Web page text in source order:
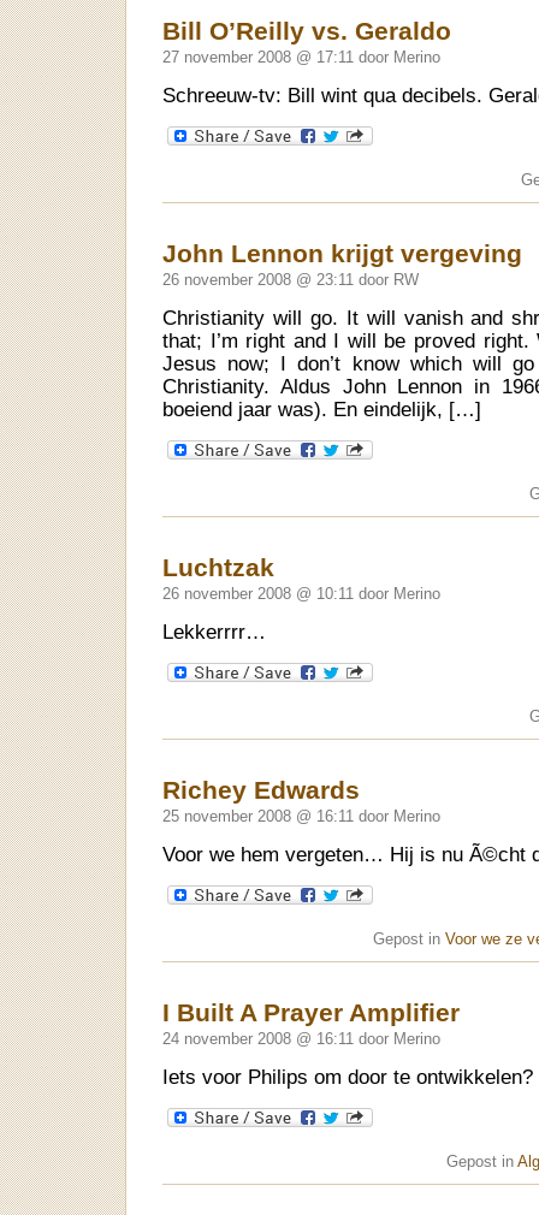
Bill O’Reilly vs. Geraldo
27 november 2008 @ 17:11 door Merino
Schreeuw-tv: Bill wint qua decibels.
John Lennon krijgt vergeving
26 november 2008 @ 23:11 door RW
Christianity will go. It will vanish and
that; I’m right and I will be proved right.
Jesus now; I don’t know which will
Christianity. Aldus John Lennon in
boeiend jaar was). En eindelijk, […]
Luchtzak
26 november 2008 @ 10:11 door Merino
Lekkerrrr…
Richey Edwards
25 november 2008 @ 16:11 door Merino
Voor we hem vergeten… Hij is nu Ã©cht
Gepost in Voor we ze
I Built A Prayer Amplifier
24 november 2008 @ 16:11 door Merino
Iets voor Philips om door te ontwikkelen?
Gepost in